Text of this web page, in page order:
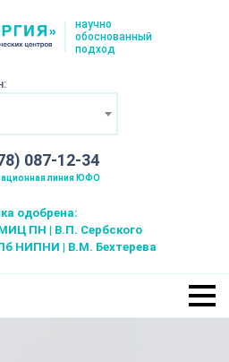
научно
обоснованный
подход
087-12-34
линия ЮФО
одобрена:
ПН | В.П. Сербского
НИПНИ | В.М. Бехтерева